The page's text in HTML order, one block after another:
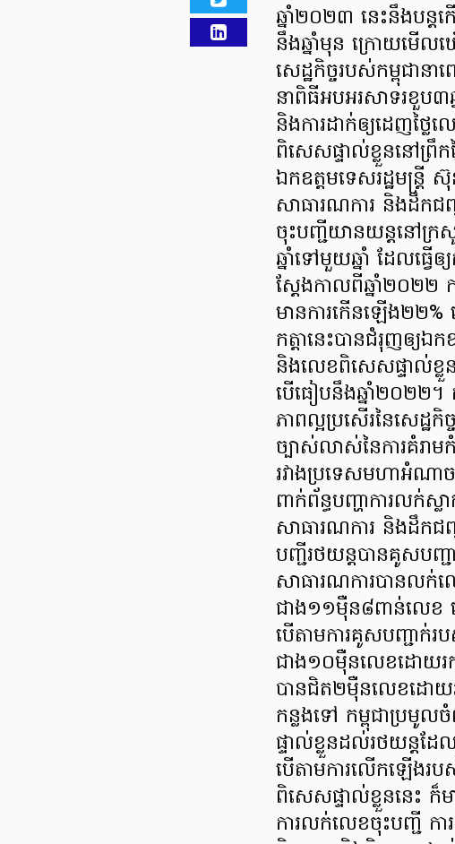
ឆ្នាំ២០២៣ នេះនឹងបន្ត
នឹងឆ្នាំមុន ក្រោយមើល
សេដ្ឋកិច្ចរបស់កម្ពុជានាព
នាពិធីអបអរសាទរខួប៣
និងការដាក់ឲ្យដេញថ្ល
ពិសេសផ្ទាល់ខ្លួននៅព្រឹ
ឯកឧត្តមទេសរដ្ឋមន្ត្រី
សាធារណការ និងដឹកជ
ចុះបញ្ជីយានយន្តនៅក្រ
ឆ្នាំទៅមួយឆ្នាំ ដែលធ្វ
ស្តែងកាលពីឆ្នាំ២០២
មានការកើនឡើង២២
កត្តានេះបានជំរុញឲ្យ
និងលេខពិសេសផ្ទាល់ខ្លួ
បើធៀបនឹងឆ្នាំ២០២២។
ភាពល្អប្រសើរនៃសេដ្ឋកិ
ច្បាស់លាស់នៃការគំរាម
រវាងប្រទេសមហាអំណ
ពាក់ព័ន្ធបញ្ហាការលក់
សាធារណការ និងដឹកជញ្
បញ្ជីរថយន្តបានគូសបញ្
សាធារណការបានលក់
ជាង១១ម៉ឺន៨ពាន់លេខ
បើតាមការគូសបញ្ជាក់
ជាង១០ម៉ឺនលេខដោយ
បានជិត២ម៉ឺនលេខដោយ
កន្លងទៅ កម្ពុជាប្រ
ផ្ទាល់ខ្លួនដល់រថយន្តដ
បើតាមការលើកឡើង
ពិសេសផ្ទាល់ខ្លួននេះ ក៏
ការលក់លេខចុះបញ្ជី កា